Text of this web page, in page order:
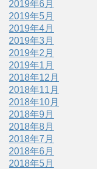
2019年6月
2019年5月
2019年4月
2019年3月
2019年2月
2019年1月
2018年12月
2018年11月
2018年10月
2018年9月
2018年8月
2018年7月
2018年6月
2018年5月